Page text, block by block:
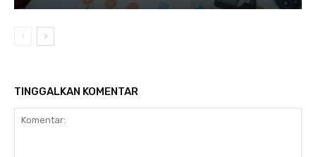
TINGGALKAN KOMENTAR